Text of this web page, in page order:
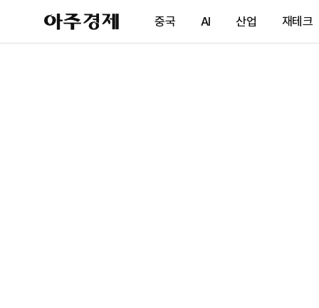
아
주
제
중국 AI 산업 재테크